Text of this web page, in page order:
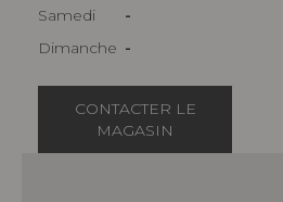
Samedi
-
Dimanche -
CONTACTER LE
MAGASIN